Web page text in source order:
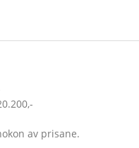
av prisane.